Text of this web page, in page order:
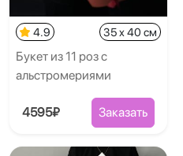
4.9 35 x 40 см
Букет из 11 роз с
альстромериями
4595₽ Заказать